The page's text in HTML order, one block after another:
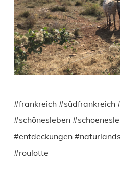
#frankreich #südfrankreich
#schönesleben
#entdeckungen
#roulotte